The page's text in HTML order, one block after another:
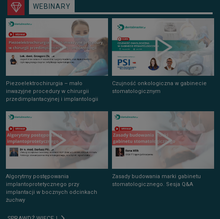
WEBINARY
Piezoelektrochirurgia – mało
inwazyjne procedury w chirurgii
przedimplantacyjnej i implantologii
Czujność onkologiczna w gabinecie
stomatologicznym
Algorytmy postępowania
implantoprotetycznego przy
implantacji w bocznych odcinkach
żuchwy
Zasady budowania marki gabinetu
stomatologicznego. Sesja Q&A